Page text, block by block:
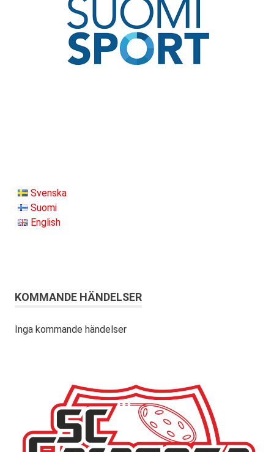
Svenska
Suomi
English
KOMMANDE HÄNDELSER
Inga kommande händelser